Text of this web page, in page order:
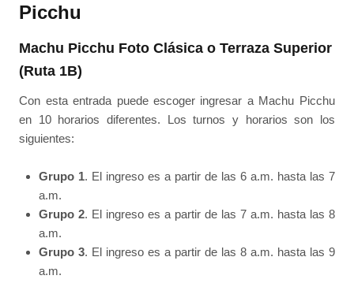
Picchu
Machu Picchu Foto Clásica o Terraza Superior
(Ruta 1B)
Con esta entrada puede escoger ingresar a Machu Picchu
en 10 horarios diferentes. Los turnos y horarios son los
siguientes:
Grupo 1. El ingreso es a partir de las 6 a.m. hasta las 7
a.m.
Grupo 2. El ingreso es a partir de las 7 a.m. hasta las 8
a.m.
Grupo 3. El ingreso es a partir de las 8 a.m. hasta las 9
a.m.